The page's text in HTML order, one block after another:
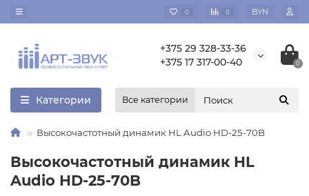
0 0 BYN
+375 29 328-33-36
+375 17 317-00-40
0
Категории Все категории
Высокочастотный динамик HL Audio HD-25-70B
Высокочастотный динамик HL
Audio HD-25-70B